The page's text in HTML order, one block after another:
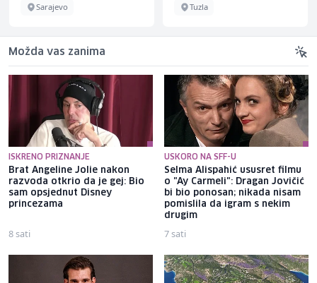
Sarajevo Tuzla
Možda vas zanima
ISKRENO PRIZNANJE
Brat Angeline Jolie nakon
razvoda otkrio da je gej: Bio
sam opsjednut Disney
princezama
8 sati
USKORO NA SFF-U
Selma Alispahić ususret filmu
o "Ay Carmeli": Dragan Jovičić
bi bio ponosan; nikada nisam
pomislila da igram s nekim
drugim
7 sati